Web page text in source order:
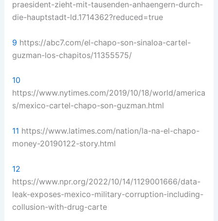
praesident-zieht-mit-tausenden-anhaengern-durch-
die-hauptstadt-ld.1714362?reduced=true
9 https://abc7.com/el-chapo-son-sinaloa-cartel-
guzman-los-chapitos/11355575/
10
https://www.nytimes.com/2019/10/18/world/america
s/mexico-cartel-chapo-son-guzman.html
11 https://www.latimes.com/nation/la-na-el-chapo-
money-20190122-story.html
12
https://www.npr.org/2022/10/14/1129001666/data-
leak-exposes-mexico-military-corruption-including-
collusion-with-drug-carte